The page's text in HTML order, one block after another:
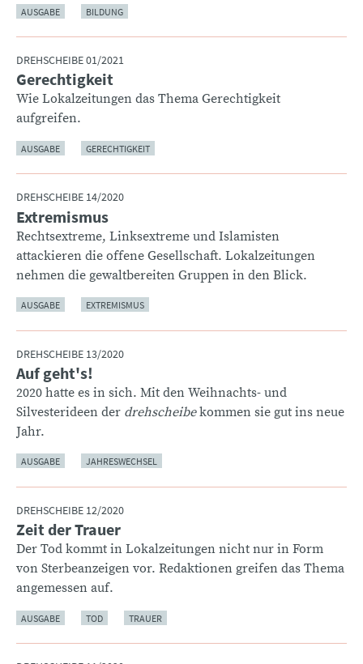
AUSGABE BILDUNG
DREHSCHEIBE 01/2021
:Gerechtigkeit
Wie Lokalzeitungen das Thema Gerechtigkeit
aufgreifen.
AUSGABE GERECHTIGKEIT
DREHSCHEIBE 14/2020
:Extremismus
Rechtsextreme, Linksextreme und Islamisten
attackieren die offene Gesellschaft. Lokalzeitungen
nehmen die gewaltbereiten Gruppen in den Blick.
AUSGABE EXTREMISMUS
DREHSCHEIBE 13/2020
:
Auf geht's!
2020 hatte es in sich. Mit den Weihnachts- und
Silvesterideen der drehscheibekommen sie gut ins neue
Jahr.
AUSGABE JAHRESWECHSEL
DREHSCHEIBE 12/2020
:
Zeit der Trauer
Der Tod kommt in Lokalzeitungen nicht nur in Form
von Sterbeanzeigen vor. Redaktionen greifen das Thema
angemessen auf.
AUSGABE TOD TRAUER